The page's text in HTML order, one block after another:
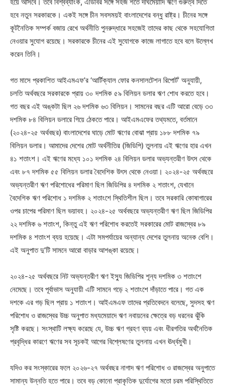
হবে নতুন সরকারকে। একই সঙ্গে চীন সবসময়ই বাংলাদেশের বন্ধু রাষ্ট্র। চীনের সঙ্গে
কূটনৈতিক সম্পর্ক বজায় রেখে অর্থনীতি পুনরুদ্ধারে সহজেই তাদের কাছ থেকে সহযোগিতা
নেওয়ার সুযোগ রয়েছে। সরকারকে চীনের এই সুযোগকে কাজে লাগাতে হবে বলে উল্লেখ
করেন তিনি।
গত মাসে প্রকাশিত আইএমএফ’র ‘আর্টিক্যাল ফোর কনসালটেশন রিপোর্ট’ অনুযায়ী,
চলতি অর্থবছরে সরকারকে প্রায় ৩০ দশমিক ৫৯ বিলিয়ন ডলার ঋণ শোধ করতে হবে।
গত বছর এই অঙ্কটা ছিল ২৬ দশমিক ৬৩ বিলিয়ন। সামনের বছর এটি আরো বেড়ে ৩৩
দশমিক ৮৪ বিলিয়ন ডলারে গিয়ে ঠেকতে পারে। আইএমএফের তথ্যমতে, বর্তমানে
(২০২৪-২৫ অর্থবছর) বাংলাদেশের ঘাড়ে মোট ঋণের বোঝা প্রায় ১৮৮ দশমিক ৭৯
বিলিয়ন ডলার। আমাদের দেশের মোট অর্থনীতির (জিডিপি) তুলনায় এই ঋণের হার এখন
৪১ শতাংশ। এই ঋণের মধ্যে ১০১ দশমিক ২৪ বিলিয়ন ডলার অভ্যন্তরীণ উৎস থেকে
এবং ৮৭ দশমিক ৫৫ বিলিয়ন ডলার বৈদেশিক উৎস থেকে নেওয়া। ২০২৪-২৫ অর্থবছরে
অভ্যন্তরীণ ঋণ পরিশোধের পরিমাণ ছিল জিডিপির ৪ দশমিক ২ শতাংশ, যেখানে
বৈদেশিক ঋণ পরিশোধ ১ দশমিক ২ শতাংশে স্থিতিশীল ছিল। তবে সরকারি কোষাগারের
ওপর চাপের পরিমাণ ছিল ভয়াবহ। ২০২৪-২৫ অর্থবছরে অভ্যন্তরীণ ঋণ ছিল জিডিপির
২২ দশমিক ৬ শতাংশ, কিন্তু এই ঋণ পরিশোধ করতেই সরকারের মোট রাজস্বের ৮৯
দশমিক ৪ শতাংশ ব্যয় হয়েছে। এটা সমপর্যায়ের অন্যান্য দেশের তুলনায় অনেক বেশি।
এই অনুপাত দু’টি সামনে আরো বাড়ার আশঙ্কা রয়েছে।
২০২৪-২৫ অর্থবছরে নিট অভ্যন্তরীণ ঋণ ইস্যু জিডিপির শূন্য দশমিক ৩ শতাংশে
নেমেছে। তবে পূর্বাভাস অনুযায়ী এটি সামনে গড়ে ২ শতাংশে দাঁড়াতে পারে। গত এক
দশকে এর গড় ছিল প্রায় ১ শতাংশ। আইএমএফ তাদের প্রতিবেদনে বলেছে, সুদসহ ঋণ
পরিশোধ ও রাজস্বের উচ্চ অনুপাত মধ্যমেয়াদে ঋণ নবায়নের ক্ষেত্রে বড় ধরনের ঝুঁকি
সৃষ্টি করছে। সংস্থাটি লক্ষ্য করেছে যে, উচ্চ ঋণ গ্রহণ ব্যয় এবং ধীরগতির অর্থনৈতিক
প্রবৃদ্ধির কারণে ঋণের সব সূচকই আগের বিশ্লেষণের তুলনায় এখন ঊর্ধ্বমুখী।
যদিও কর সংস্কারের ফলে ২০২৬-২৭ অর্থবছর নাগাদ ঋণ পরিশোধ ও রাজস্বের অনুপাতে
সামান্য উন্নতি হতে পারে। তবে বড় কোনো প্রাকৃতিক দুর্যোগের মতো চরম পরিস্থিতিতে